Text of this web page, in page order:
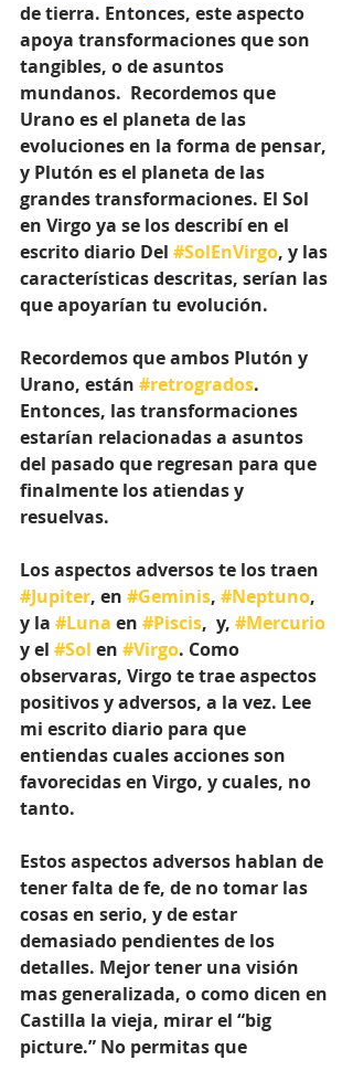
de tierra. Entonces, este aspecto
apoya transformaciones que son
tangibles, o de asuntos
mundanos.  Recordemos que
Urano es el planeta de las
evoluciones en la forma de pensar,
y Plutón es el planeta de las
grandes transformaciones. El Sol
en Virgo ya se los describí en el
escrito diario Del #SolEnVirgo, y las
características descritas, serían las
que apoyarían tu evolución.
Recordemos que ambos Plutón y
Urano, están #retrogrados.
Entonces, las transformaciones
estarían relacionadas a asuntos
del pasado que regresan para que
finalmente los atiendas y
resuelvas.
Los aspectos adversos te los traen
#Jupiter, en #Geminis, #Neptuno,
y la #Luna en #Piscis,  y, #Mercurio
y el #Sol en #Virgo. Como
observaras, Virgo te trae aspectos
positivos y adversos, a la vez. Lee
mi escrito diario para que
entiendas cuales acciones son
favorecidas en Virgo, y cuales, no
tanto.
Estos aspectos adversos hablan de
tener falta de fe, de no tomar las
cosas en serio, y de estar
demasiado pendientes de los
detalles. Mejor tener una visión
mas generalizada, o como dicen en
Castilla la vieja, mirar el “big
picture.” No permitas que